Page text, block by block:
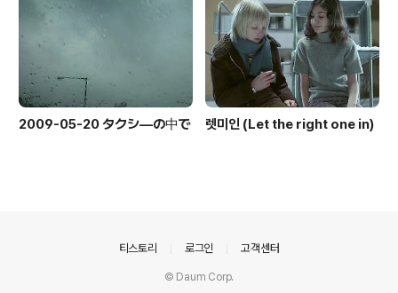
2009-05-20 タクシ―の中で 렛미인 (Let the right one in)
티스토리 로그인 고객센터
© Daum Corp.